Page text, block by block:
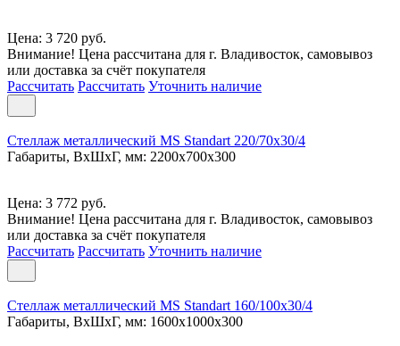
Цена: 3 720 руб.
Внимание! Цена рассчитана для г. Владивосток, самовывоз
или доставка за счёт покупателя
Рассчитать Рассчитать Уточнить наличие
Стеллаж металлический MS Standart 220/70x30/4
Габариты, ВxШxГ, мм: 2200x700x300
Цена: 3 772 руб.
Внимание! Цена рассчитана для г. Владивосток, самовывоз
или доставка за счёт покупателя
Рассчитать Рассчитать Уточнить наличие
Стеллаж металлический MS Standart 160/100x30/4
Габариты, ВxШxГ, мм: 1600x1000x300